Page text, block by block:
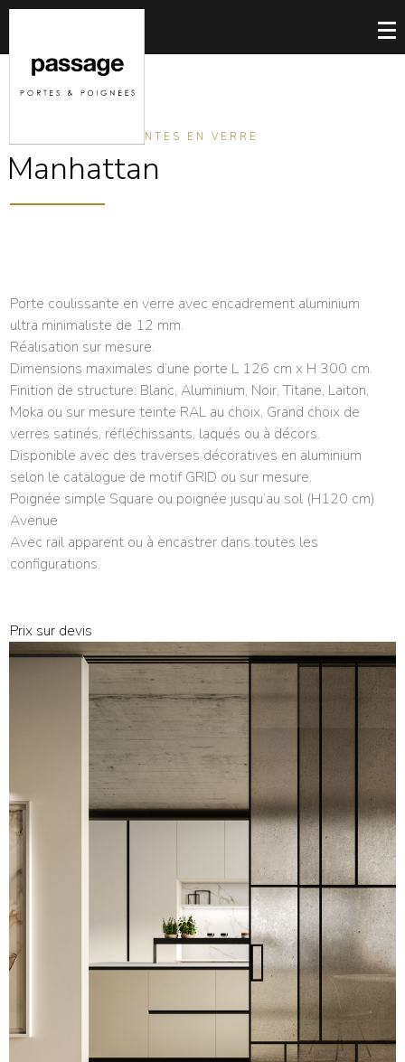
PORTES COULISSANTES EN VERRE
Manhattan
Porte coulissante en verre avec encadrement aluminium
ultra minimaliste de 12 mm.
Réalisation sur mesure.
Dimensions maximales d’une porte L 126 cm x H 300 cm.
Finition de structure: Blanc, Aluminium, Noir, Titane, Laiton,
Moka ou sur mesure teinte RAL au choix, Grand choix de
verres satinés, réfléchissants, laqués ou à décors.
Disponible avec des traverses décoratives en aluminium
selon le catalogue de motif GRID ou sur mesure.
Poignée simple Square ou poignée jusqu’au sol (H120 cm)
Avenue
Avec rail apparent ou à encastrer dans toutes les
configurations.
Prix sur devis